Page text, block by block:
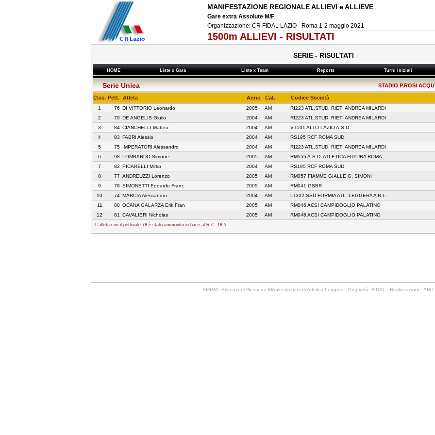
MANIFESTAZIONE REGIONALE ALLIEVI e ALLIEVE
Gare extra Assolute M/F
Organizzazione: CR FIDAL LAZIO - Roma 1-2 maggio 2021
1500m ALLIEVI - RISULTATI
SERIE - RISULTATI
HOME Liste x Gara Liste x Team Reports Turni Iniziali
Serie Unica STADIO P.ROSI
Clas. Pett. Atleta Anno Cat. Codice Società
1 76 DI VITTORIO Leonardo 2005 AM RI223 ATL.STUD. RIETI ANDREA MILARDI
2
79 DE ANGELIS Giulio 2004 AM RI223 ATL.STUD. RIETI ANDREA MILARDI
3
84 CIANCHELLI Matteo 2004 AM VT501 ALTO LAZIO A.S.D.
4
83 FABRI Alessio 2004 AM RS195 RCF ROMA SUD
5
75 IMPERATORI Alessandro 2004 AM RI223 ATL.STUD. RIETI ANDREA MILARDI
6
98 LOMBARDO Simone 2005 AM RM555 A.S.D. ATLETICA FUTURA ROMA
7
82 PICARELLI Mirko 2004 AM RS195 RCF ROMA SUD
8
77 ANDREUZZI Lorenzo 2005 AM RM057 FIAMME GIALLE G. SIMONI
9
78 SIMONETTI Edoardo Franc 2005 AM RM041 GSBR
10
74 MARCIA Alessandro 2004 AM LT302 SSD FORMIA ATL. LEGGERA A R.L.
11
80 OCANA GALARZA Erik Fran 2005 AM RM046 ACSI CAMPIDOGLIO PALATINO
12
81 CAVALIERI Nicholas 2005 AM RM046 ACSI CAMPIDOGLIO PALATINO
L'atleta con il pettorale 78 è stato ammonito in base al R.C. 18.5
SIGMA: Sistema di Gestione MAnifestazioni di Atletica Leggera - Proprietà: FIDAL - Realizzazione: AM-